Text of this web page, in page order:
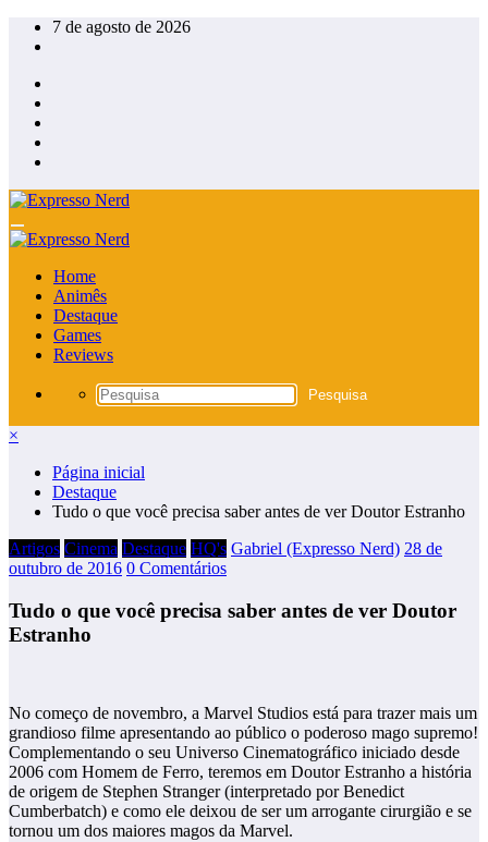
Pular
para
conteúdo
7 de agosto de 2026
Home
Animês
Destaque
Games
Reviews
×
Página inicial
Destaque
Tudo o que você precisa saber antes de ver Doutor Estranho
Artigos Cinema Destaque HQ's Gabriel (Expresso Nerd) 28 de
outubro de 2016 0 Comentários
Tudo o que você precisa saber antes de ver Doutor
Estranho
No começo de novembro, a Marvel Studios está para trazer mais um
grandioso filme apresentando ao público o poderoso mago supremo!
Complementando o seu Universo Cinematográfico iniciado desde
2006 com Homem de Ferro, teremos em Doutor Estranho a história
de origem de Stephen Stranger (interpretado por Benedict
Cumberbatch) e como ele deixou de ser um arrogante cirurgião e se
tornou um dos maiores magos da Marvel.